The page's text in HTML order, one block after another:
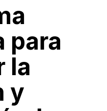
para
la
y